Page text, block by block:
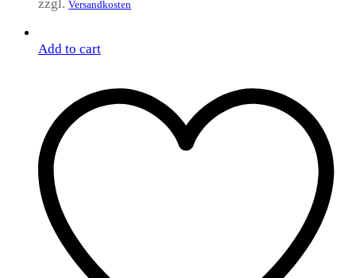
zzgl. Versandkosten
Add to cart